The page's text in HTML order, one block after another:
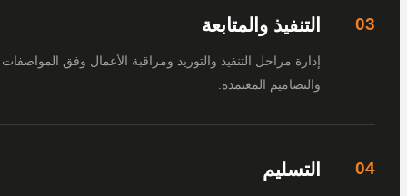
التنفيذ والمتابعة
إدارة مراحل التنفيذ والتوريد ومراقبة الأعمال وفق المواصفات
والتصاميم المعتمدة.
التسليم